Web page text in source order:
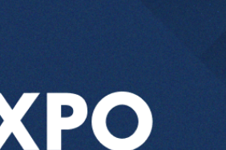
por posible acuerdo de paz
Pemex; aún está lejos de la meta